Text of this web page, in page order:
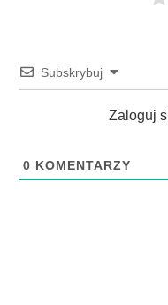
Subskrybuj
Zaloguj
0 KOMENTARZY